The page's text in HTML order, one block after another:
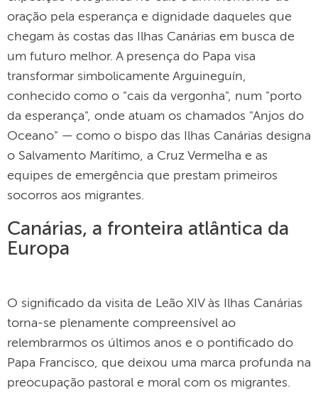
oração pela esperança e dignidade daqueles que
chegam às costas das Ilhas Canárias em busca de
um futuro melhor. A presença do Papa visa
transformar simbolicamente Arguineguín,
conhecido como o "cais da vergonha", num "porto
da esperança", onde atuam os chamados "Anjos do
Oceano" — como o bispo das Ilhas Canárias designa
o Salvamento Marítimo, a Cruz Vermelha e as
equipes de emergência que prestam primeiros
socorros aos migrantes.
Canárias, a fronteira atlântica da
Europa
O significado da visita de Leão XIV às Ilhas Canárias
torna-se plenamente compreensível ao
relembrarmos os últimos anos e o pontificado do
Papa Francisco, que deixou uma marca profunda na
preocupação pastoral e moral com os migrantes.